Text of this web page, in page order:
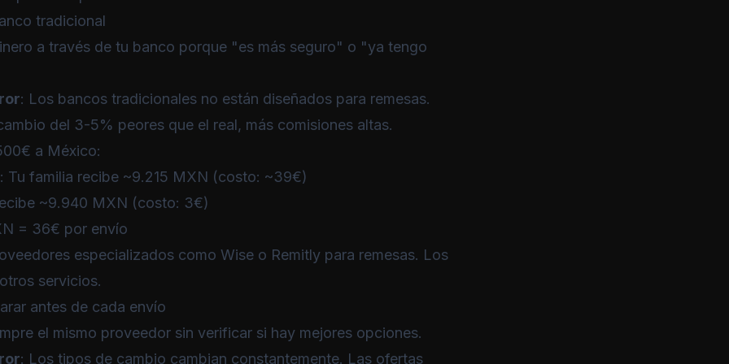
tradicional
a través de tu banco porque "es más seguro" o "ya tengo
: Los bancos tradicionales no están diseñados para remesas.
del 3-5% peores que el real, más comisiones altas.
a México:
Tu familia recibe ~9.215 MXN (costo: ~39€)
~9.940 MXN (costo: 3€)
= 36€ por envío
especializados como Wise o Remitly para remesas. Los
servicios.
antes de cada envío
el mismo proveedor sin verificar si hay mejores opciones.
: Los tipos de cambio cambian constantemente. Las ofertas